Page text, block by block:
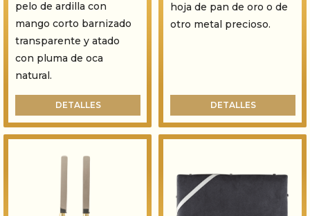
pelo de ardilla con
mango corto barnizado
transparente y atado
con pluma de oca
natural.
DETALLES
hoja de pan de oro o de
otro metal precioso.
DETALLES